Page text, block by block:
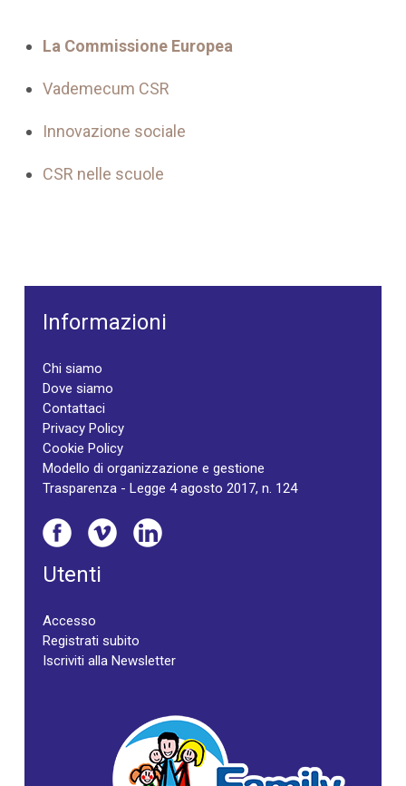
La Commissione Europea
Vademecum CSR
Innovazione sociale
CSR nelle scuole
Informazioni
Chi siamo
Dove siamo
Contattaci
Privacy Policy
Cookie Policy
Modello di organizzazione e gestione
Trasparenza - Legge 4 agosto 2017, n. 124
Utenti
Accesso
Registrati subito
Iscriviti alla Newsletter